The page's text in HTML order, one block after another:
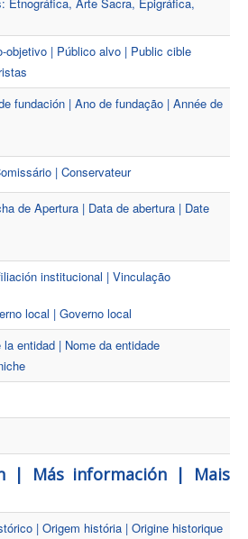
objetivo | Público alvo | Public cible
fundación | Ano de fundação | Année de
| Conservateur
de Apertura | Data de abertura | Date
institucional | Vinculação
local | Governo local
entidad | Nome da entidade
| Más información | Mais
| Origem história | Origine historique